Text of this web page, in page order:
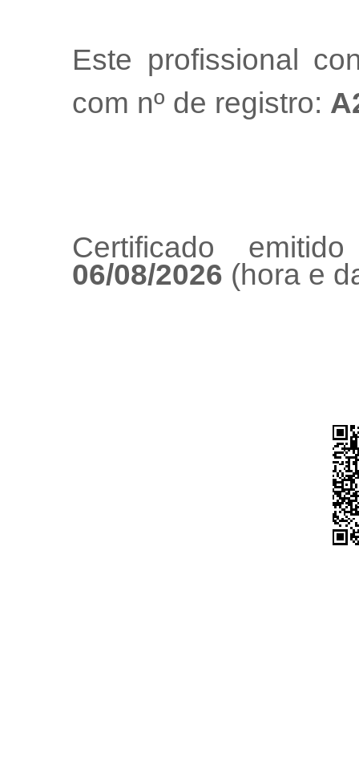
Este profissional
com nº de registro:
Certificado
06/08/2026 (hora e